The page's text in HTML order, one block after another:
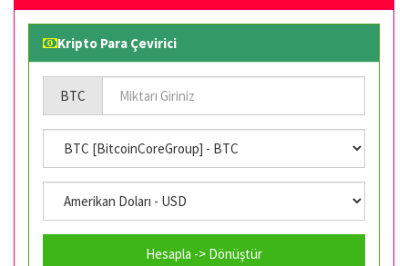
Kripto Para Çevirici
BTC
Hesapla -> Dönüştür